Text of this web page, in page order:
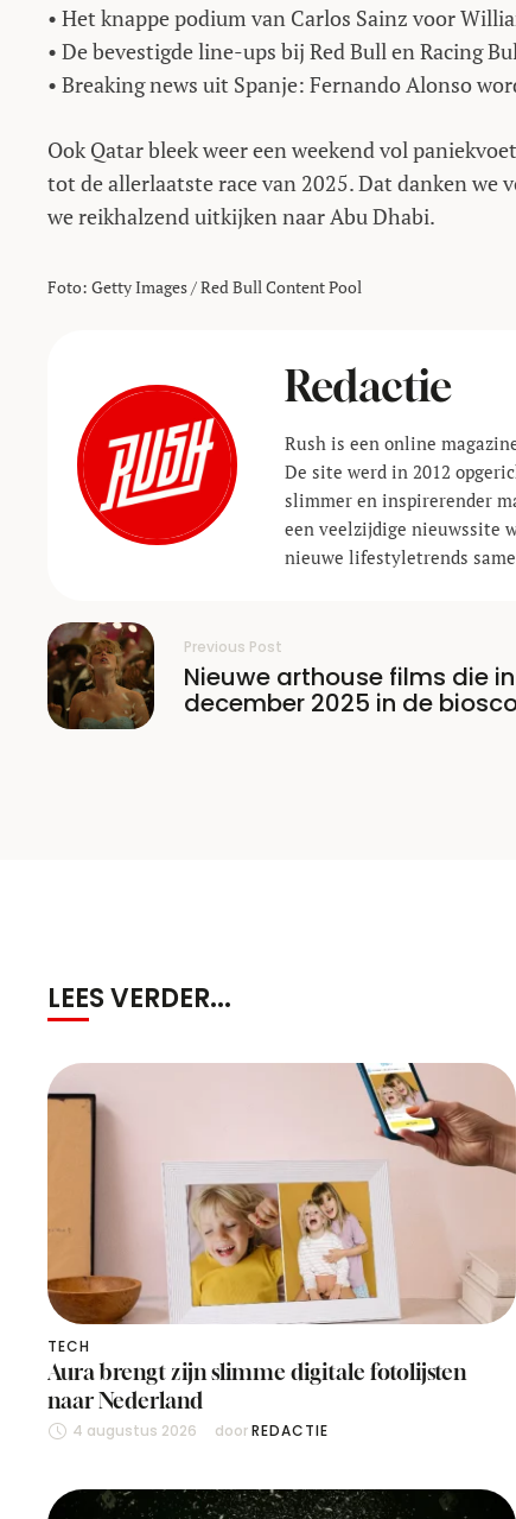
• Het knappe podium van Carlos Sainz voor
• De bevestigde line-ups bij Red Bull en Racing
• Breaking news uit Spanje: Fernando Alonso
Ook Qatar bleek weer een weekend vol
tot de allerlaatste race van 2025. Dat danken we
we reikhalzend uitkijken naar Abu Dhabi.
Foto: Getty Images / Red Bull Content Pool
Redactie
Rush is een online
De site werd in 2012
slimmer en inspirerender
een veelzijdige nieuwssite
nieuwe lifestyle­trends
Previous Post
Nieuwe arthouse films die in
december 2025 in de
LEES VERDER...
TECH
Aura brengt zijn slimme digitale fotolijsten
naar Nederland
4 augustus 2026 door REDACTIE